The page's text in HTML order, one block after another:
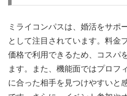
ミライコンパスは、婚活をサポ
として注目されています。料金
価格で利用できるため、コスパ
ます。また、機能面ではプロフ
に合った相手を見つけやすいと